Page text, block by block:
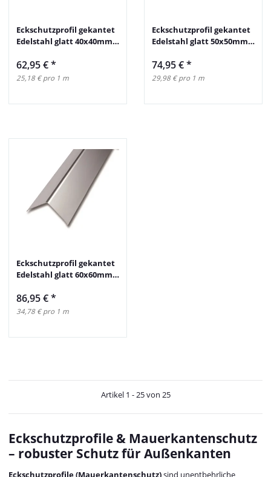
Eckschutzprofil gekantet
Edelstahl glatt 40x40mm
62,95 €*
25,18 € pro 1 m
Eckschutzprofil gekantet
Edelstahl glatt 50x50mm
74,95 €*
29,98 € pro 1 m
Eckschutzprofil gekantet
Edelstahl glatt 60x60mm
86,95 €*
34,78 € pro 1 m
Artikel 1 - 25 von 25
Eckschutzprofile & Mauerkantenschutz
– robuster Schutz für Außenkanten
Eckschutzprofile (Mauerkantenschutz)sind unentbehrliche